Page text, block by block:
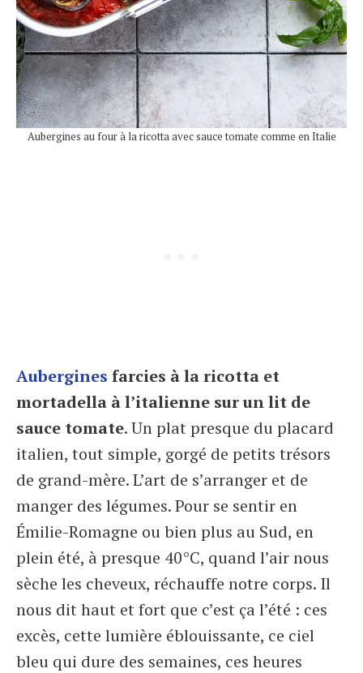
Aubergines au four à la ricotta avec sauce tomate comme en Italie
Aubergines farcies à la ricotta et
mortadella à l’italienne sur un lit de
sauce tomate. Un plat presque du placard
italien, tout simple, gorgé de petits trésors
de grand-mère. L’art de s’arranger et de
manger des légumes. Pour se sentir en
Émilie-Romagne ou bien plus au Sud, en
plein été, à presque 40°C, quand l’air nous
sèche les cheveux, réchauffe notre corps. Il
nous dit haut et fort que c’est ça l’été : ces
excès, cette lumière éblouissante, ce ciel
bleu qui dure des semaines, ces heures